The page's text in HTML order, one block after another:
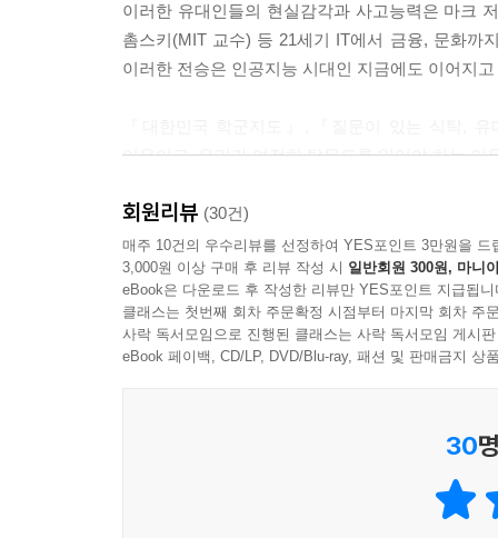
이러한 유대인들의 현실감각과 사고능력은 마크
촘스키(MIT 교수) 등 21세기 IT에서 금융, 문화까
이러한 전승은 인공지능 시대인 지금에도 이어지
이유이고, 우리가 여전히 탈무드를 읽어야 하는 이
하루하루 변하는 세상 속에서 기준을 잡고 싶다면?
내 아이를 글로벌 인재로 키우고 싶다면?
유대인의 생각훈련에 주목하라
“경제는 발전시킨 독재자를 어떻게 평가해야 할까?”
“경제를 이유로 범죄 기업인을 선처해야 한다는 판
“인공지능 시대에 우리 아이들을 어떻게 가르쳐야
회원리뷰 (30건)
매주 10건의 우수리뷰를 선정하여 YES포인트 3만원을 드
3,000원 이상 구매 후 리뷰 작성 시 일반회원 300원, 마니
eBook은 다운로드 후 작성한 리뷰만 YES포인트 지급됩니
클래스는 첫번째 회차 주문확정 시점부터 마지막 회차 주
사락 독서모임으로 진행된 클래스는 사락 독서모임 게시
eBook 페이백, CD/LP, DVD/Blu-ray, 패션 및 판매금지 상
30